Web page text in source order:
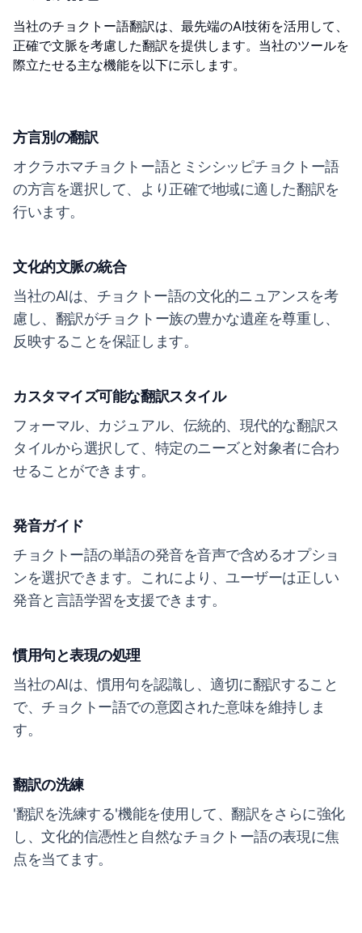
当社のチョクトー語翻訳は、最先端のAI技術を活用して、
正確で文脈を考慮した翻訳を提供します。当社のツールを
際立たせる主な機能を以下に示します。
方言別の翻訳
オクラホマチョクトー語とミシシッピチョクトー語
の方言を選択して、より正確で地域に適した翻訳を
行います。
文化的文脈の統合
当社のAIは、チョクトー語の文化的ニュアンスを考
慮し、翻訳がチョクトー族の豊かな遺産を尊重し、
反映することを保証します。
カスタマイズ可能な翻訳スタイル
フォーマル、カジュアル、伝統的、現代的な翻訳ス
タイルから選択して、特定のニーズと対象者に合わ
せることができます。
発音ガイド
チョクトー語の単語の発音を音声で含めるオプショ
ンを選択できます。これにより、ユーザーは正しい
発音と言語学習を支援できます。
慣用句と表現の処理
当社のAIは、慣用句を認識し、適切に翻訳すること
で、チョクトー語での意図された意味を維持しま
す。
翻訳の洗練
'翻訳を洗練する'機能を使用して、翻訳をさらに強化
し、文化的信憑性と自然なチョクトー語の表現に焦
点を当てます。